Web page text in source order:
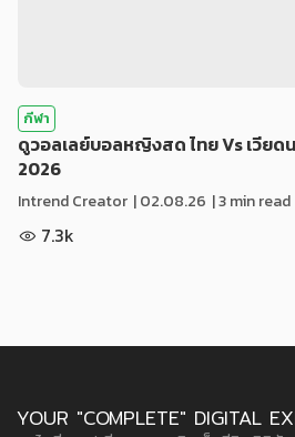
กีฬา
ดูวอลเลย์บอลหญิงสด ไทย Vs เวียด
2026
Intrend Creator |02.08.26 | 3 min read
7.3k
YOUR "COMPLETE" DIGITAL